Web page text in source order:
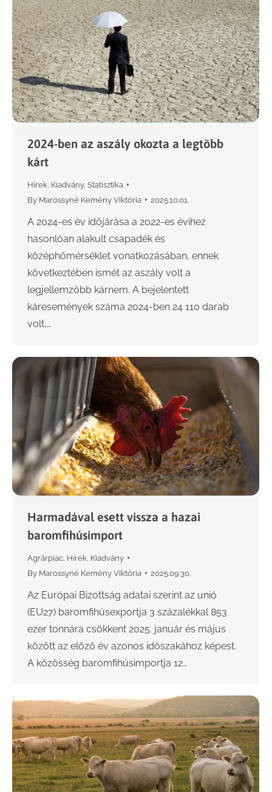
2024-ben az aszály okozta a legtöbb
kárt
Hírek Kiadvány, Statisztika
By Marossyné Kemény Viktória 2025.10.01.
A 2024-es év időjárása a 2022-es évihez
hasonlóan alakult csapadék és
középhőmérséklet vonatkozásában, ennek
következtében ismét az aszály volt a
legjellemzőbb kárnem. A bejelentett
káresemények száma 2024-ben 24 110 darab
volt,…
Harmadával esett vissza a hazai
baromfihúsimport
Agrárpiac Hírek Kiadvány
By Marossyné Kemény Viktória 2025.09.30.
Az Európai Bizottság adatai szerint az unió
(EU27) baromfihúsexportja 3 százalékkal 853
ezer tonnára csökkent 2025. január és május
között az előző év azonos időszakához képest.
A közösség baromfihúsimportja 12…